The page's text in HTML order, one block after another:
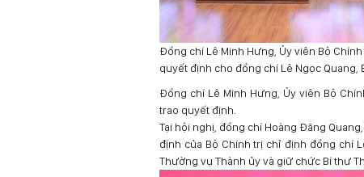
Đồng chí Lê Minh Hưng, Ủy viên Bộ
quyết định cho đồng chí Lê Ngọc Quang,
Đồng chí Lê Minh Hưng, Ủy viên Bộ
trao quyết định.
Tại hội nghị, đồng chí Hoàng Đăng
định của Bộ Chính trị chỉ định đồng chí
Thường vụ Thành ủy và giữ chức Bí thư